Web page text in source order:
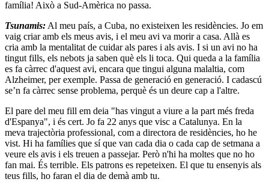
família! Això a Sud-Amèrica no passa.
Tsunamis: Al meu país, a Cuba, no existeixen les residències. Jo em
vaig criar amb els meus avis, i el meu avi va morir a casa. Allà es
cria amb la mentalitat de cuidar als pares i als avis. I si un avi no ha
tingut fills, els nebots ja saben què els li toca. Qui queda a la família
es fa càrrec d'aquest avi, encara que tingui alguna malaltia, com
Alzheimer, per exemple. Passa de generació en generació. I cadascú
se’n fa càrrec sense problema, perquè és un deure cap a l'altre.
El pare del meu fill em deia "has vingut a viure a la part més freda
d'Espanya", i és cert. Jo fa 22 anys que visc a Catalunya. En la
meva trajectòria professional, com a directora de residències, ho he
vist. Hi ha famílies que sí que van cada dia o cada cap de setmana a
veure els avis i els treuen a passejar. Però n'hi ha moltes que no ho
fan mai. És terrible. Els patrons es repeteixen. El que tu ensenyis als
teus fills, ho faran el dia de demà amb tu.